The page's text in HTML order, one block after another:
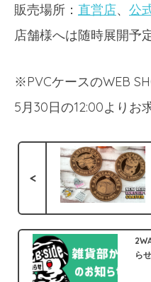
販売場所： 直営店、 公
店舗様へは随時展開予
※PVCケースのWEB
5月30日の12:00よりお
<
らせ